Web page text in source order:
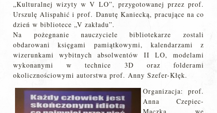
„Kulturalnej wizyty w V LO”, przygotowanej przez prof.
Urszulę Alispahić i prof. Danutę Kaniecką, pracujące na co
dzień w bibliotece „V zakładu”.
Na pożegnanie nauczyciele bibliotekarze zostali
obdarowani księgami pamiątkowymi, kalendarzami z
wizerunkami wybitnych absolwentów II LO, modelami
wykonanymi w technice 3D oraz folderami
okolicznościowymi autorstwa prof. Anny Szefer-Kłęk.
Organizacja: prof.
Anna Czepiec-